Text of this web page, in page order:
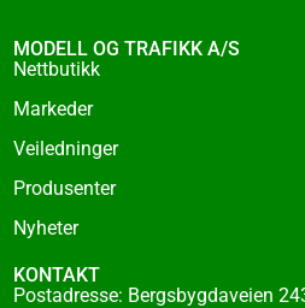
o
o
-
f
MODELL OG TRAFIKK A/S
Nettbutikk
Markeder
Veiledninger
Produsenter
Nyheter
KONTAKT
Postadresse: Bergsbygdaveien